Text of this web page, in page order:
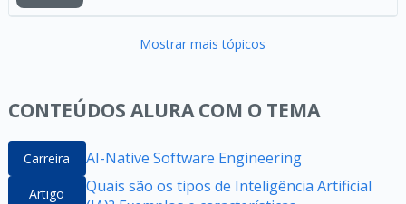
Mostrar mais tópicos
CONTEÚDOS ALURA COM O TEMA
Carreira AI-Native Software Engineering
Artigo
Quais são os tipos de Inteligência Artificial